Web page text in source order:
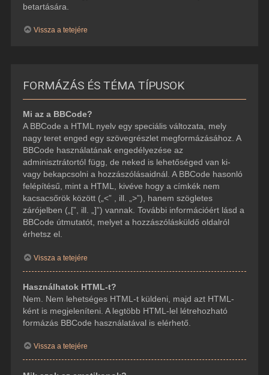
betartására.
Vissza a tetejére
FORMÁZÁS ÉS TÉMA TÍPUSOK
Mi az a BBCode?
A BBCode a HTML nyelv egy speciális változata, mely
nagy teret enged egy szövegrészlet megformázásához. A
BBCode használatának engedélyezése az
adminisztrátortól függ, de neked is lehetőséged van ki-
vagy bekapcsolni a hozzászólásaidnál. A BBCode hasonló
felépítésű, mint a HTML, kivéve hogy a címkék nem
kacsacsőrök között („<” , ill. „>”), hanem szögletes
zárójelben („[”, ill. „]”) vannak. További információért lásd a
BBCode útmutatót, melyet a hozzászólásküldő oldalról
érhetsz el.
Vissza a tetejére
Használhatok HTML-t?
Nem. Nem lehetséges HTML-t küldeni, majd azt HTML-
ként is megjeleníteni. A legtöbb HTML-lel létrehozható
formázás BBCode használatával is elérhető.
Vissza a tetejére